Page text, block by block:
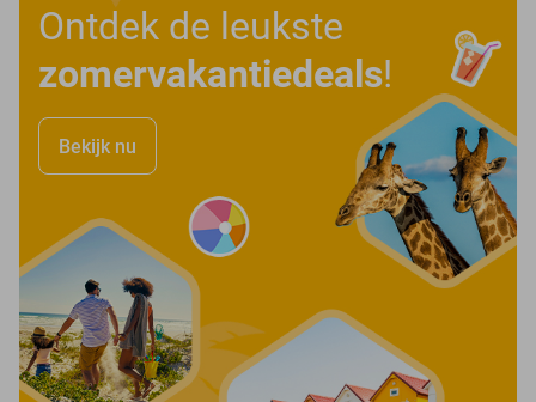
Ontdek de leukste
zomervakantiedeals!
Bekijk nu